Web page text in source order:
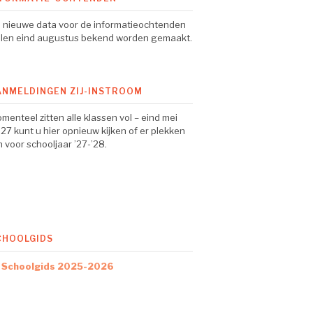
nieuwe data voor de informatieochtenden
eind augustus bekend worden gemaakt.
ZIJ-INSTROOM
zitten alle klassen vol – eind mei
kunt u hier opnieuw kijken of er plekken
voor schooljaar ’27-’28.
Schoolgids 2025-2026